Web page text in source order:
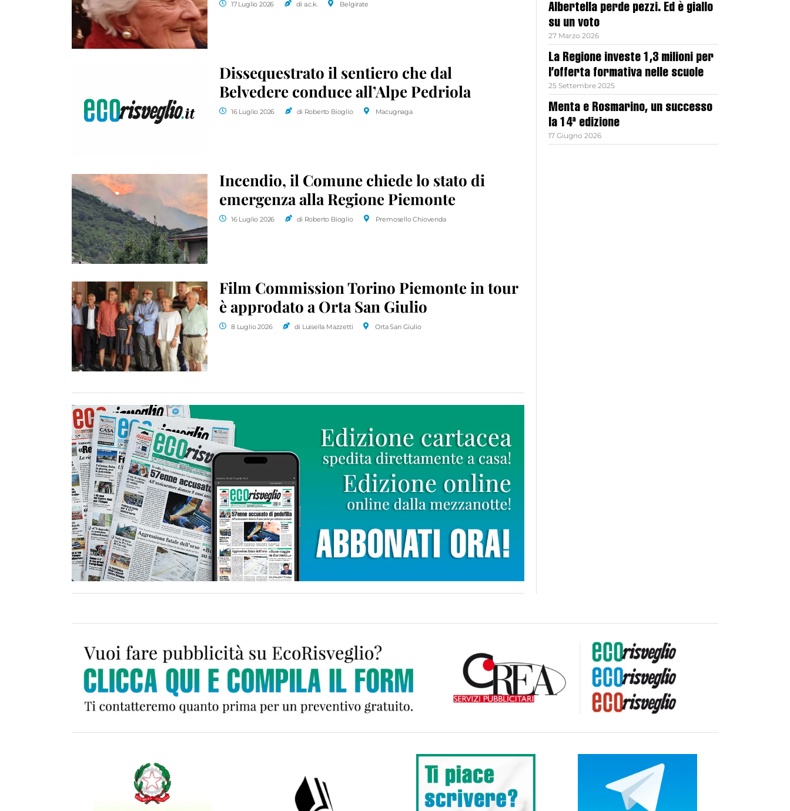
17 Luglio 2026 di a.c.k. Belgirate
Dissequestrato il sentiero che dal
Belvedere conduce all’Alpe Pedriola
16 Luglio 2026 di Roberto Bioglio Macugnaga
Incendio, il Comune chiede lo stato di
emergenza alla Regione Piemonte
16 Luglio 2026 di Roberto Bioglio Premosello Chiovenda
Film Commission Torino Piemonte in tour
è approdato a Orta San Giulio
8 Luglio 2026 di Luisella Mazzetti Orta San Giulio
Summer Games tra sport, amicizia e
divertimento
7 Luglio 2026 Omegna
Ottima riuscita per la festa degli Alpini
organizzata a Vagna
7 Luglio 2026 Domdossola
Memorial Del Grosso
7 Luglio 2026 di Luca Zirotti Verbania
Il Verbania calcio annuncia una
collaborazione con il Fondotoce per
ripartire dalla Seconda categoria
di Luca Zirotti
Albertella perde pezzi. Ed è giallo
su un voto
27 Marzo 2026
La Regione investe 1,3 milioni per
l’offerta formativa nelle scuole
25 Settembre 2025
Menta e Rosmarino, un successo
la 14ª edizione
17 Giugno 2026